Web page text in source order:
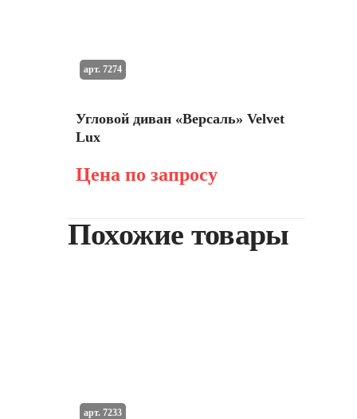
Угловой диван «Версаль» Velvet
Lux
Цена по запросу
арт. 7274
Похожие товары
арт. 7233